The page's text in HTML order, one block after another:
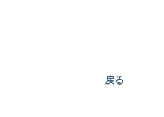
戻る